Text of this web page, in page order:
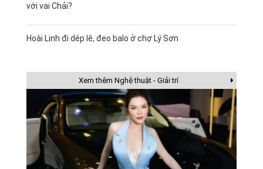
với vai Chải?
Hoài Linh đi dép lê, đeo balo ở chợ Lý Sơn
Xem thêm Nghệ thuật - Giải trí